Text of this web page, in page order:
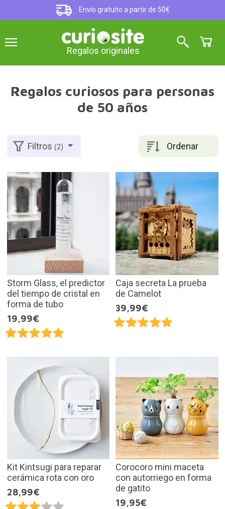
Envío gratuito a partir de 50€
Regalos originales
Regalos curiosos para personas
de 50 años
Ordenar
Filtros(2)
Storm Glass, el predictor
del tiempo de cristal en
forma de tubo
19,99€
Caja secreta La prueba
de Camelot
39,99€
Kit Kintsugi para reparar
cerámica rota con oro
28,99€
Corocoro mini maceta
con autorriego en forma
de gatito
19,95€